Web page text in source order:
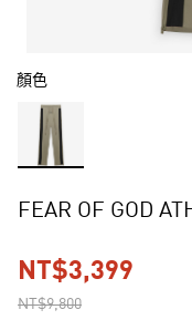
顏色
FEAR OF GOD
NT$9,800
NT$3,399